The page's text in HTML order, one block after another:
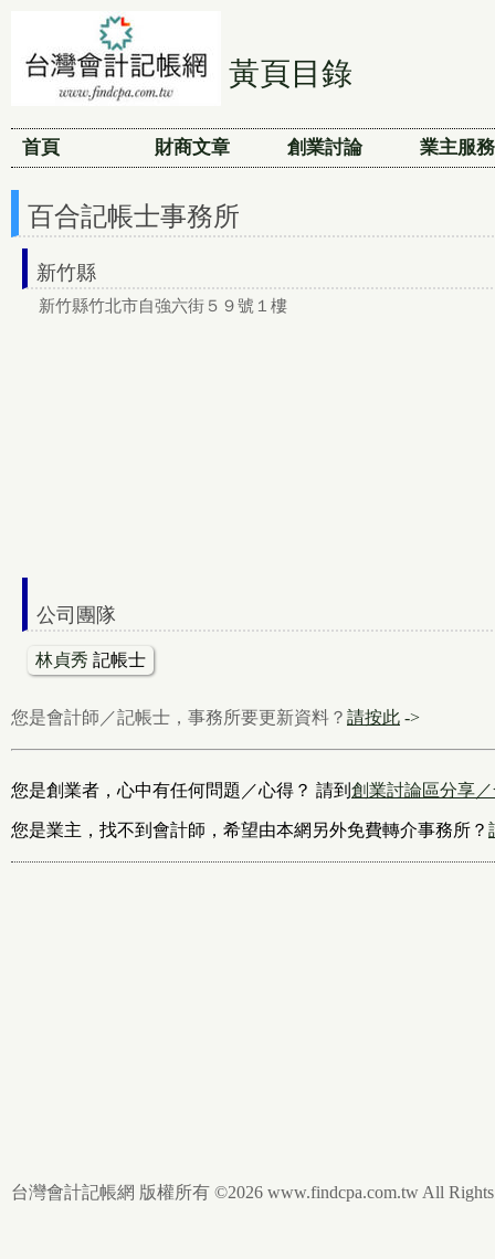
黃頁目錄
首頁 財商文章 創業討論 業主服務
百合記帳士事務所
新竹縣
新竹縣竹北市自強六街５９號１樓
公司團隊
林貞秀 記帳士
您是會計師／記帳士，事務所要更新資料？ 請按此 ->
您是創業者，心中有任何問題／心得？ 請到 創業討論區分享
您是業主，找不到會計師，希望由本網另外免費轉介事務所？
台灣會計記帳網 版權所有 ©2026 www.findcpa.com.tw All Rights